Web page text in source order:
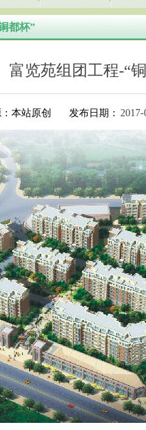
都杯”
富览苑组团工程-“
本站原创 发布日期： 2017-